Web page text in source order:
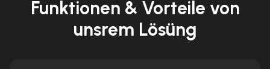
Funktionen & Vorteile von
unsrem Lösüng